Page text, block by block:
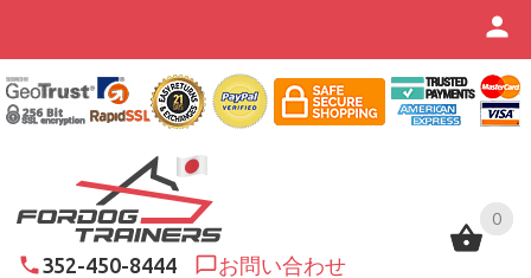
0
352-450-8444 お問い合わせ
0